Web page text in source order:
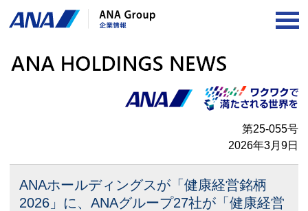
第25-055号
2026年3月9日
ANAホールディングスが「健康経営銘柄
2026」に、 ANAグループ27社が「健康経営